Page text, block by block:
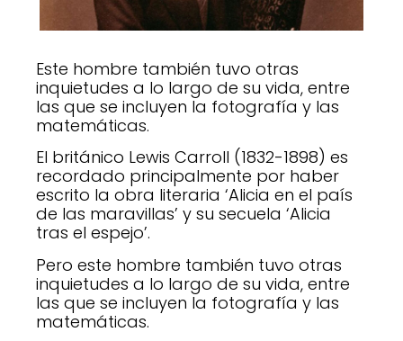
Este hombre también tuvo otras
inquietudes a lo largo de su vida, entre
las que se incluyen la fotografía y las
matemáticas.
El británico Lewis Carroll (1832-1898) es
recordado principalmente por haber
escrito la obra literaria ‘Alicia en el país
de las maravillas’ y su secuela ‘Alicia
tras el espejo’.
Pero este hombre también tuvo otras
inquietudes a lo largo de su vida, entre
las que se incluyen la fotografía y las
matemáticas.